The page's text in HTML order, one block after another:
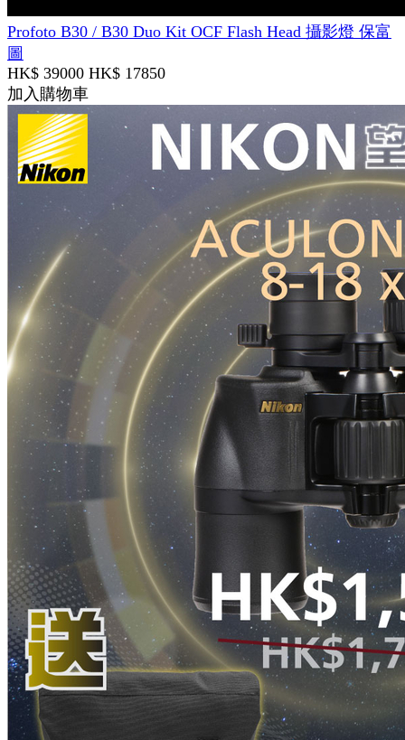
Profoto B30 / B30 Duo Kit OCF Flash Head 攝影燈 保富
圖
HK$ 39000 HK$ 17850
加入購物車